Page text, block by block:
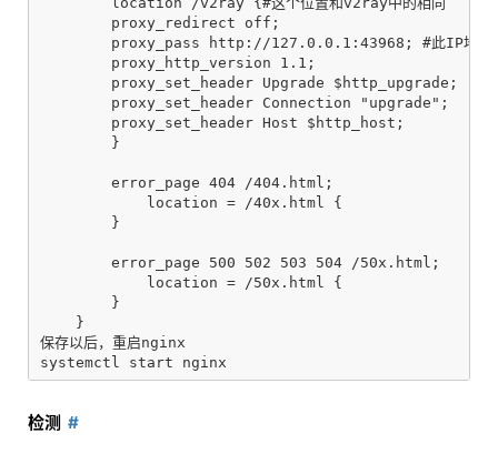
        proxy_redirect off;
proxy_pass http://127.0.0.1:43968; #此IP地址和
        proxy_http_version 1.1;
        proxy_set_header Upgrade $http_upgrade;
        proxy_set_header Connection "upgrade";
        proxy_set_header Host $http_host;
        }
        error_page 404 /404.html;
            location = /40x.html {
        }
        error_page 500 502 503 504 /50x.html;
            location = /50x.html {
        }
    }
保存以后，重启nginx
检测